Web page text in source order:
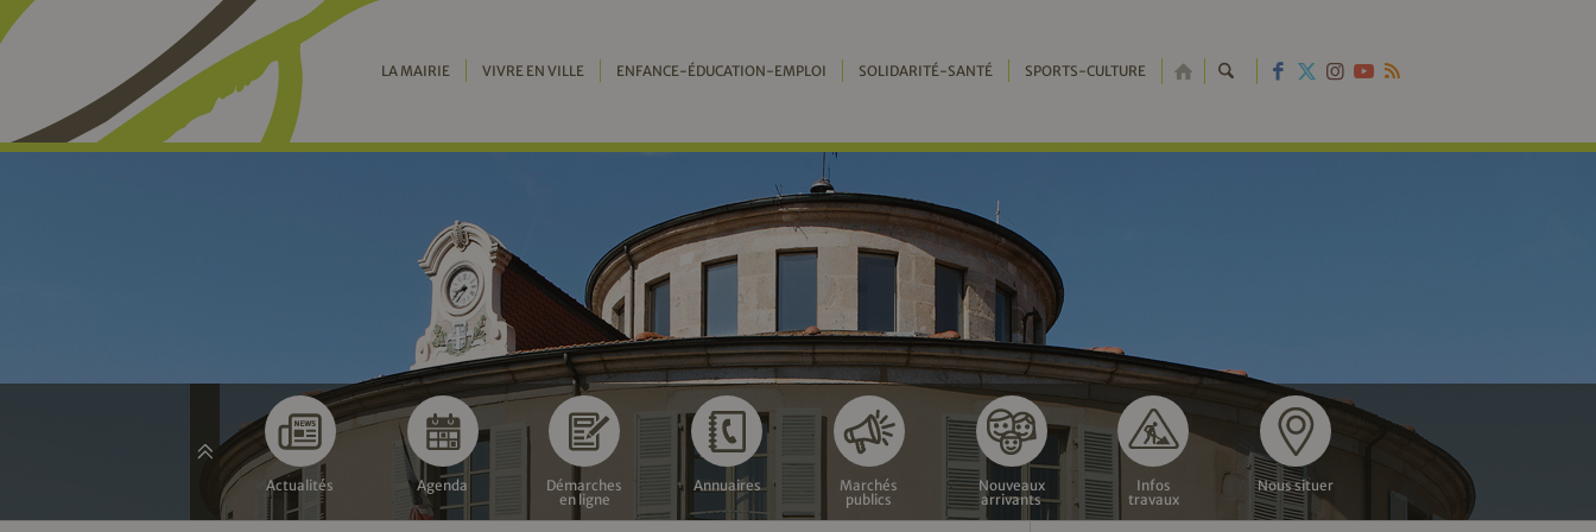
LA MAIRIE VIVRE EN VILLE ENFANCE-ÉDUCATION-EMPLOI SOLIDARITÉ-SANTÉ SPORTS-CULTURE RETOUR
Actualités Agenda
Démarches
en ligne
Annuaires
Marchés
publics
Nouveaux
arrivants
Infos
travaux
Nous situer